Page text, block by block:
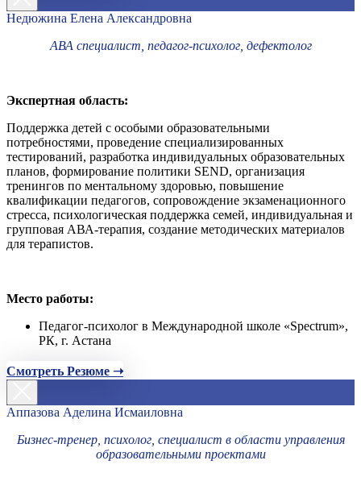
Недюжина Елена Александровна
АВА специалист, педагог-психолог, дефектолог
Экспертная область:
Поддержка детей с особыми образовательными
потребностями, проведение специализированных
тестирований, разработка индивидуальных образовательных
планов, формирование политики SEND, организация
тренингов по ментальному здоровью, повышение
квалификации педагогов, сопровождение экзаменационного
стресса, психологическая поддержка семей, индивидуальная и
групповая АВА-терапия, создание методических материалов
для терапистов.
Место работы:
Педагог-психолог в Международной школе «Spectrum»,
РК, г. Астана
Смотреть Резюме ➝
Аппазова Аделина Исмаиловна
Бизнес-тренер, психолог, специалист в области управления
образовательными проектами